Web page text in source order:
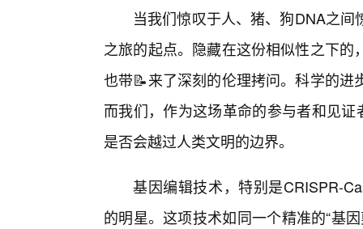
当我们惊叹于人、猪、狗DNA之
之旅的起点。隐藏在这份相似性之下
也带📝来了深刻的伦理拷问。科学的
而我们，作为这场革命的参与者和见
是否会越过人类文明的边界。
基因编辑技术，特别是CRISPR-
的明星。这项技术如同一个精准的“基